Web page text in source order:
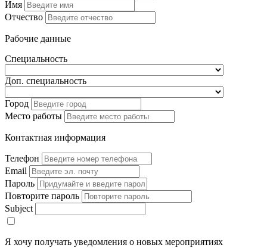
Имя
Отчество
Рабочие данные
Специальность
Доп. специальность
Город
Место работы
Контактная информация
Телефон
Email
Пароль
Повторите пароль
Subject
Я хочу получать уведомления о новых мероприятиях